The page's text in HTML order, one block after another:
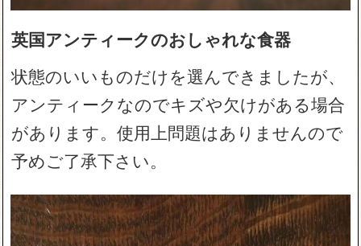
英国アンティークのおしゃれな食器
状態のいいものだけを選んできましたが、
アンティークなのでキズや欠けがある場合
があります。使用上問題はありませんので
予めご了承下さい。